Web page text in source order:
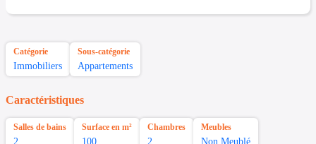
Catégorie
Immobiliers
Sous-catégorie
Appartements
Caractéristiques
Salles de bains
2
Surface en m²
100
Chambres
2
Meubles
Non Meublé